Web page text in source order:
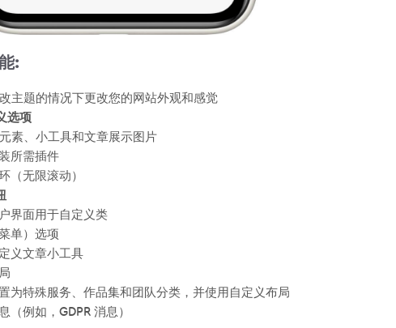
:
主题的情况下更改您的网站外观和感觉
选项
素、小工具和文章展示图片
所需插件
（无限滚动）
界面用于自定义类
单）选项
义文章小工具
为特殊服务、作品集和团队分类，并使用自定义布局
（例如，GDPR 消息）